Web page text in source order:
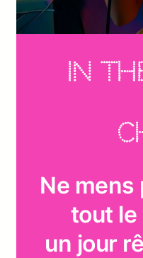
In
Ne mens
tout le
un jour